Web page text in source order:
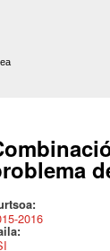
2016